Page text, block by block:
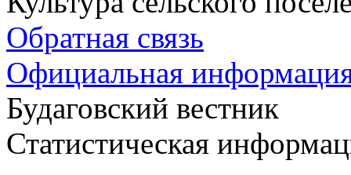
Обратная связь
Официальная
Будаговский вестник
Статистическая